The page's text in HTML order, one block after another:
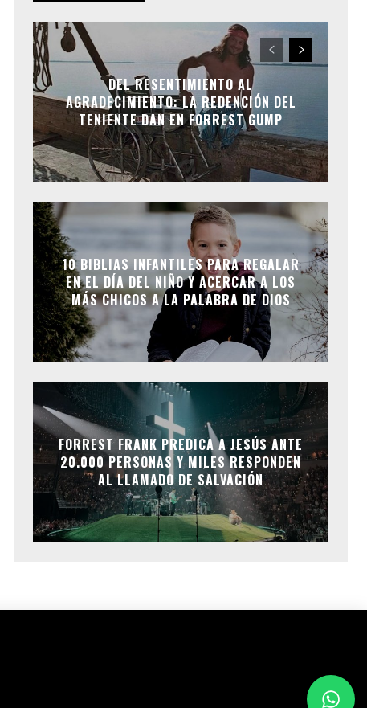
DEL RESENTIMIENTO AL
AGRADECIMIENTO: LA REDENCIÓN DEL
TENIENTE DAN EN FORREST GUMP
10 BIBLIAS INFANTILES PARA REGALAR
EN EL DÍA DEL NIÑO Y ACERCAR A LOS
MÁS CHICOS A LA PALABRA DE DIOS
FORREST FRANK PREDICA A JESÚS ANTE
20.000 PERSONAS Y MILES RESPONDEN
AL LLAMADO DE SALVACIÓN